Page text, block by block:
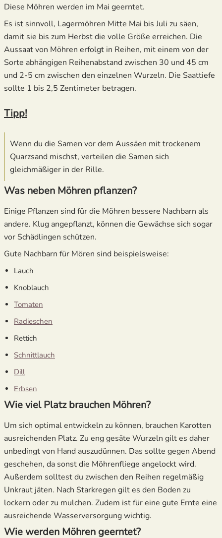
Diese Möhren werden im Mai geerntet.
Es ist sinnvoll, Lagermöhren Mitte Mai bis Juli zu säen,
damit sie bis zum Herbst die volle Größe erreichen. Die
Aussaat von Möhren erfolgt in Reihen, mit einem von der
Sorte abhängigen Reihenabstand zwischen 30 und 45 cm
und 2-5 cm zwischen den einzelnen Wurzeln. Die Saattiefe
sollte 1 bis 2,5 Zentimeter betragen.
Tipp!
Wenn du die Samen vor dem Aussäen mit trockenem
Quarzsand mischst, verteilen die Samen sich
gleichmäßiger in der Rille.
Was neben Möhren pflanzen?
Einige Pflanzen sind für die Möhren bessere Nachbarn als
andere. Klug angepflanzt, können die Gewächse sich sogar
vor Schädlingen schützen.
Gute Nachbarn für Mören sind beispielsweise:
Lauch
Knoblauch
Tomaten
Radieschen
Rettich
Schnittlauch
Dill
Erbsen
Wie viel Platz brauchen Möhren?
Um sich optimal entwickeln zu können, brauchen Karotten
ausreichenden Platz. Zu eng gesäte Wurzeln gilt es daher
unbedingt von Hand auszudünnen. Das sollte gegen Abend
geschehen, da sonst die Möhrenfliege angelockt wird.
Außerdem solltest du zwischen den Reihen regelmäßig
Unkraut jäten. Nach Starkregen gilt es den Boden zu
lockern oder zu mulchen. Zudem ist für eine gute Ernte eine
ausreichende Wasserversorgung wichtig.
Wie werden Möhren geerntet?